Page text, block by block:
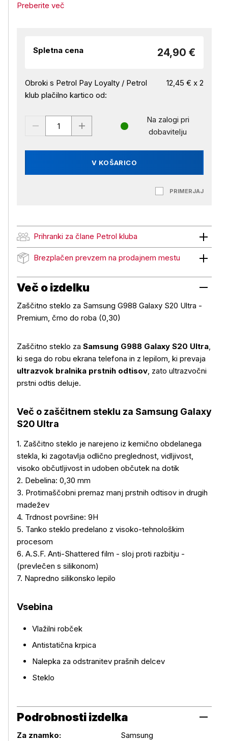
Preberite več
Spletna cena 24,90 €
Obroki s Petrol Pay Loyalty / Petrol
klub plačilno kartico od:
12,45 € x 2
V KOŠARICO
Na zalogi pri
dobavitelju
PRIMERJAJ
Prihranki za člane Petrol kluba
Prihranki za člane Petrol kluba
Brezplačen prevzem na prodajnem mestu
Brezplačen prevzem na prodajnem mestu
Več o izdelku
Več o izdelku
Zaščitno steklo za Samsung G988 Galaxy S20 Ultra -
Premium, črno do roba (0,30)
Zaščitno steklo za Samsung G988 Galaxy S20 Ultra,
ki sega do robu ekrana telefona in z lepilom, ki prevaja
ultrazvok bralnika prstnih odtisov, zato ultrazvočni
prstni odtis deluje.
Več o zaščitnem steklu za Samsung Galaxy
S20 Ultra
1. Zaščitno steklo je narejeno iz kemično obdelanega
stekla, ki zagotavlja odlično preglednost, vidljivost,
visoko občutljivost in udoben občutek na dotik
2. Debelina: 0,30 mm
3. Protimaščobni premaz manj prstnih odtisov in drugih
madežev
4. Trdnost površine: 9H
5. Tanko steklo predelano z visoko-tehnološkim
procesom
6. A.S.F. Anti-Shattered film - sloj proti razbitju -
(prevlečen s silikonom)
7. Napredno silikonsko lepilo
Vsebina
Vlažilni robček
Antistatična krpica
Nalepka za odstranitev prašnih delcev
Steklo
Podrobnosti izdelka
Za znamko: Samsung